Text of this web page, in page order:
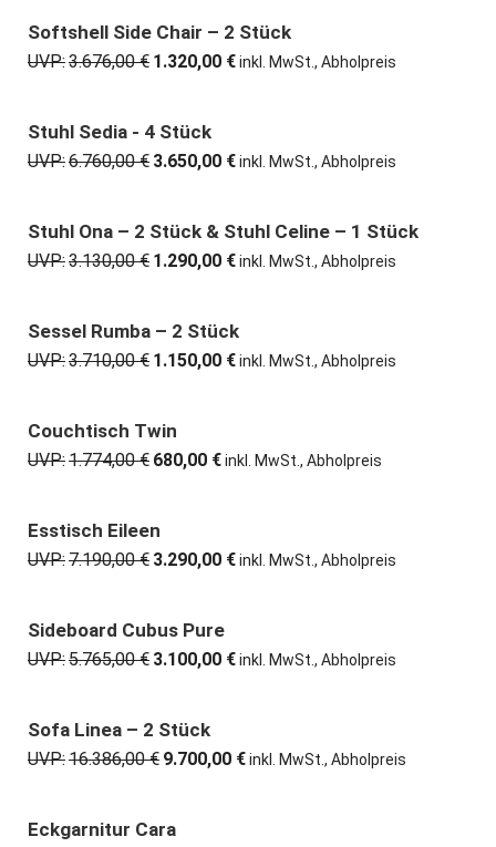
7.329,00 €
3.950,00 €.
64% günstiger
Softshell Side Chair – 2 Stück
UVP:3.676,00€ Ursprünglicher
3.676,00 €
1.320,00 €Aktueller
inkl. MwSt., Abholpreis
46% günstiger
Stuhl Sedia - 4 Stück
UVP:6.760,00€ Ursprünglicher
6.760,00 €
3.650,00 €Aktueller
3.650,00 €.
inkl. MwSt., Abholpreis
59% günstiger
Stuhl Ona – 2 Stück & Stuhl Celine – 1 Stück
UVP:3.130,00€ Ursprünglicher
3.130,00 €
1.290,00 €Aktueller
1.290,00 €.
inkl. MwSt., Abholpreis
69% günstiger
Sessel Rumba – 2 Stück
UVP:3.710,00€ Ursprünglicher
3.710,00 €
1.150,00 €Aktueller
inkl. MwSt., Abholpreis
62% günstiger
Couchtisch Twin
UVP:1.774,00€ Ursprünglicher
1.774,00 €
680,00 €Aktueller
inkl. MwSt., Abholpreis
54% günstiger
Esstisch Eileen
UVP:7.190,00€ Ursprünglicher
7.190,00 €
3.290,00 €Aktueller
inkl. MwSt., Abholpreis
46% günstiger
Sideboard Cubus Pure
UVP:5.765,00€ Ursprünglicher
5.765,00 €
3.100,00 €Aktueller
inkl. MwSt., Abholpreis
41% günstiger
Sofa Linea – 2 Stück
UVP:16.386,00€ Ursprünglicher
16.386,00 €
9.700,00 €Aktueller
inkl. MwSt., Abholpreis
49% günstiger
Eckgarnitur Cara